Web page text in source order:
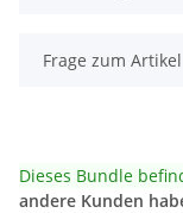
Frage zum Artikel
Dieses Bundle
andere Kunden